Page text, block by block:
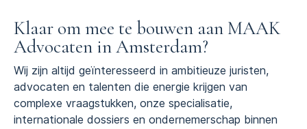
Klaar om mee te bouwen aan MAAK
Advocaten in Amsterdam?
Wij zijn altijd geïnteresseerd in ambitieuze juristen,
advocaten en talenten die energie krijgen van
complexe vraagstukken, onze specialisatie,
internationale dossiers en ondernemerschap binnen